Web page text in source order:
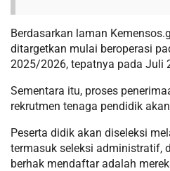
Berdasarkan laman
ditargetkan mulai beroperasi
2025/2026, tepatnya pada Juli
Sementara itu, proses
rekrutmen tenaga pendidik
Peserta didik akan diseleksi
termasuk seleksi administratif,
berhak mendaftar adalah